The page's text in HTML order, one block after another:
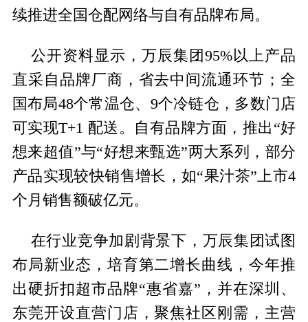
续推进全国仓配网络与自有品牌布局。
公开资料显示，万辰集团95%以上产品
直采自品牌厂商，省去中间流通环节；全
国布局48个常温仓、9个冷链仓，多数门店
可实现T+1 配送。自有品牌方面，推出“好
想来超值”与“好想来甄选”两大系列，部分
产品实现较快销售增长，如“果汁茶”上市4
个月销售额破亿元。
在行业竞争加剧背景下，万辰集团试图
布局新业态，培育第二增长曲线，今年推
出硬折扣超市品牌“惠省嘉”，并在深圳、
东莞开设直营门店，聚焦社区刚需，主营